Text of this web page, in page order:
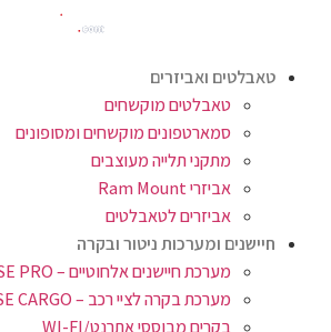
טאבלטים ואביזרים
טאבלטים מוקשחים
סמארטפונים מוקשחים ומסופונים
מתקני תלייה מעוצבים
אביזרי Ram Mount
אביזרים לטאבלטים
חיישנים ומערכות ניטור ובקרה
מערכת חיישנים אלחוטיים – WISE PRO
מערכת בקרה לציי רכב – WISE CARGO